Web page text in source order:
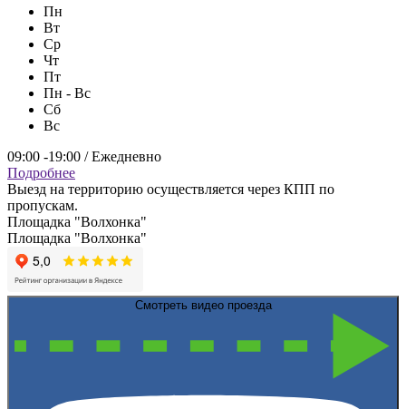
Пн
Вт
Ср
Чт
Пт
Пн - Вс
Сб
Вс
09:00 -19:00 / Ежедневно
Подробнее
Выезд на территорию осуществляется через КПП по
пропускам.
Площадка "Волхонка"
Площадка "Волхонка"
Смотреть видео проезда